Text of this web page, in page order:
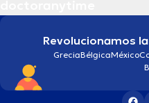
Revolucionamos
GreciaBélgicaMéxico